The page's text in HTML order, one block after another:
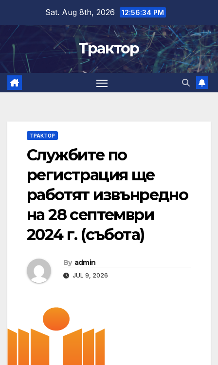
content
Sat. Aug 8th, 2026 12:56:34 PM
Трактор
ТРАКТОР
Службите по
регистрация ще
работят извънредно
на 28 септември
2024 г. (събота)
By admin
JUL 9, 2026